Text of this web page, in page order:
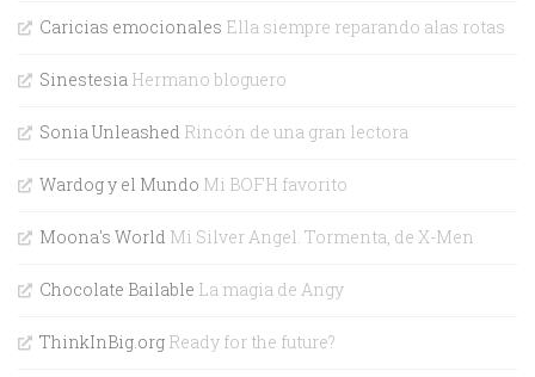
Caricias emocionales Ella siempre reparando alas rotas
Sinestesia Hermano bloguero
Sonia Unleashed Rincón de una gran lectora
Wardog y el Mundo Mi BOFH favorito
Moona's World Mi Silver Angel. Tormenta, de X-Men
Chocolate Bailable La magia de Angy
ThinkInBig.org Ready for the future?